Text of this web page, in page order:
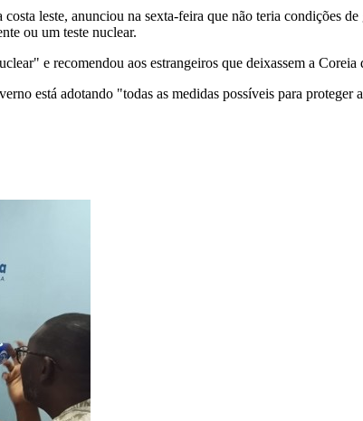
leste, anunciou na sexta-feira que não teria condições
ou um teste nuclear.
e recomendou aos estrangeiros que deixassem a Coreia
está adotando "todas as medidas possíveis para proteger